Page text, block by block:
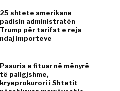
25 shtete amerikane
padisin administratën
Trump për tarifat e reja
ndaj importeve
Pasuria e fituar në mënyrë
të paligjshme,
kryeprokurori i Shtetit